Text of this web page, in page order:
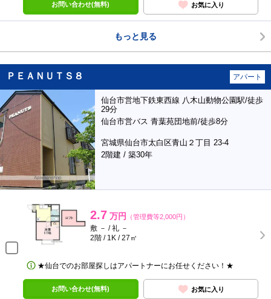
お問い合わせ(無料) お気に入り
もっと見る
ＰＥＡＮＵＴＳ８ アパート
仙台市営地下鉄東西線 八木山動物公園駅/徒歩
29分
仙台市営バス 青葉苑団地前/徒歩8分
宮城県仙台市太白区青山２丁目 23-4
2階建 / 築30年
2.7 万円 （管理費等2,000円）
敷 － / 礼 －
2階 / 1K / 27㎡
★仙台でのお部屋探しはアパートナーにお任せください！★
お問い合わせ(無料) お気に入り